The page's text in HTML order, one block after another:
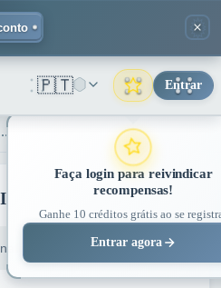
🇵🇹 Entrar
Faça login para reivindicar
recompensas!
Ganhe 10 créditos grátis ao se
Entrar agora
Músicas Originais | Lovart ME
MODELOv3.5